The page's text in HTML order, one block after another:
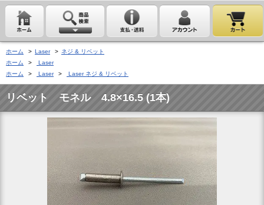
ホーム > Laser > ネジ & リベット
ホーム
>
Laser
ホーム
> Laser > Laser ネジ & リベット
リベット モネル 4.8×16.5 (1本)